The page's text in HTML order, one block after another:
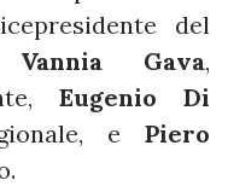
del
Vannia Gava,
Eugenio Di
e Piero